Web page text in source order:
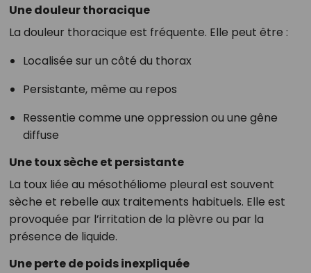
Une douleur thoracique
La douleur thoracique est fréquente. Elle peut être :
Localisée sur un côté du thorax
Persistante, même au repos
Ressentie comme une oppression ou une gêne
diffuse
Une toux sèche et persistante
La toux liée au mésothéliome pleural est souvent
sèche et rebelle aux traitements habituels. Elle est
provoquée par l’irritation de la plèvre ou par la
présence de liquide.
Une perte de poids inexpliquée